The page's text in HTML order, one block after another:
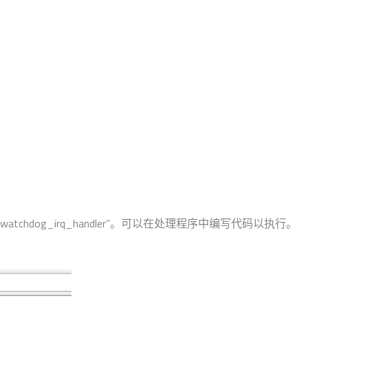
。可以在处理程序中编写代码以执行。